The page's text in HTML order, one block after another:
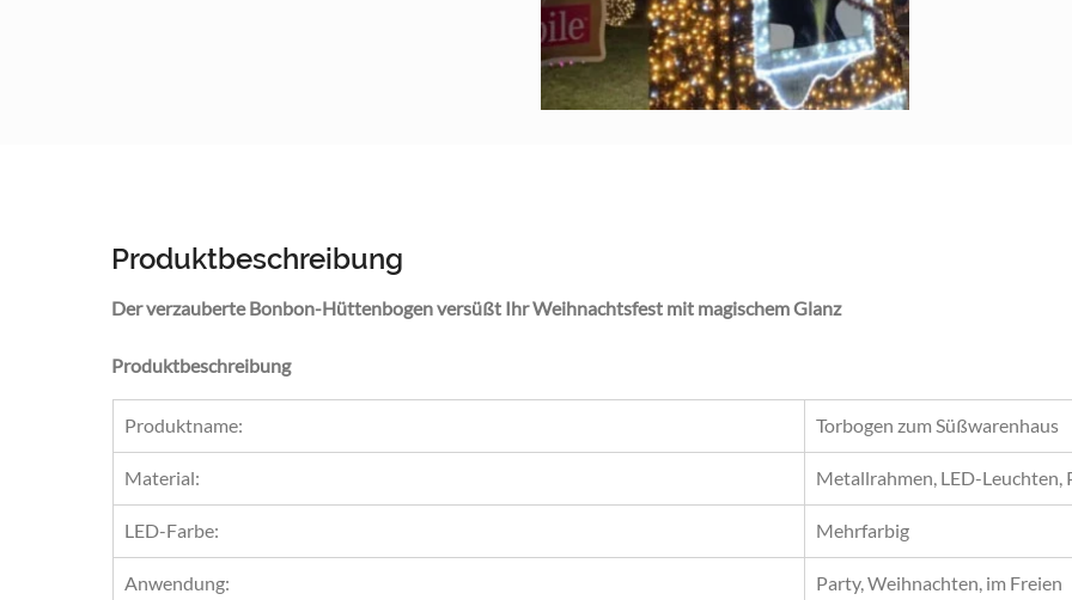
Produktbeschreibung
Der verzauberte Bonbon-Hüttenbogen versüßt Ihr Weihnachtsfest mit magischem Glanz
Produktbeschreibung
Produktname: Torbogen zum Süßwarenhaus
Material: Metallrahmen, LED-Leuchten,
LED-Farbe: Mehrfarbig
Anwendung: Party, Weihnachten, im Freien